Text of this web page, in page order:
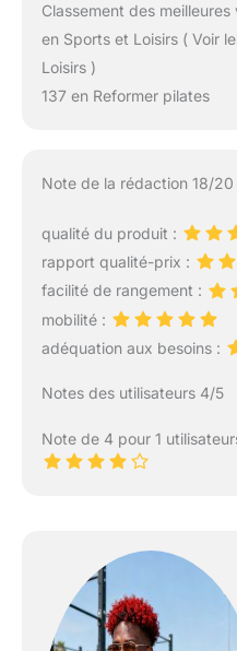
Classement des
en Sports et Loisirs ( Voir
Loisirs )
137 en Reformer pilates
Note de la rédaction 18/20
qualité du produit :
rapport qualité-prix :
facilité de rangement :
mobilité :
adéquation aux besoins :
Notes des utilisateurs 4/5
Note de 4 pour 1